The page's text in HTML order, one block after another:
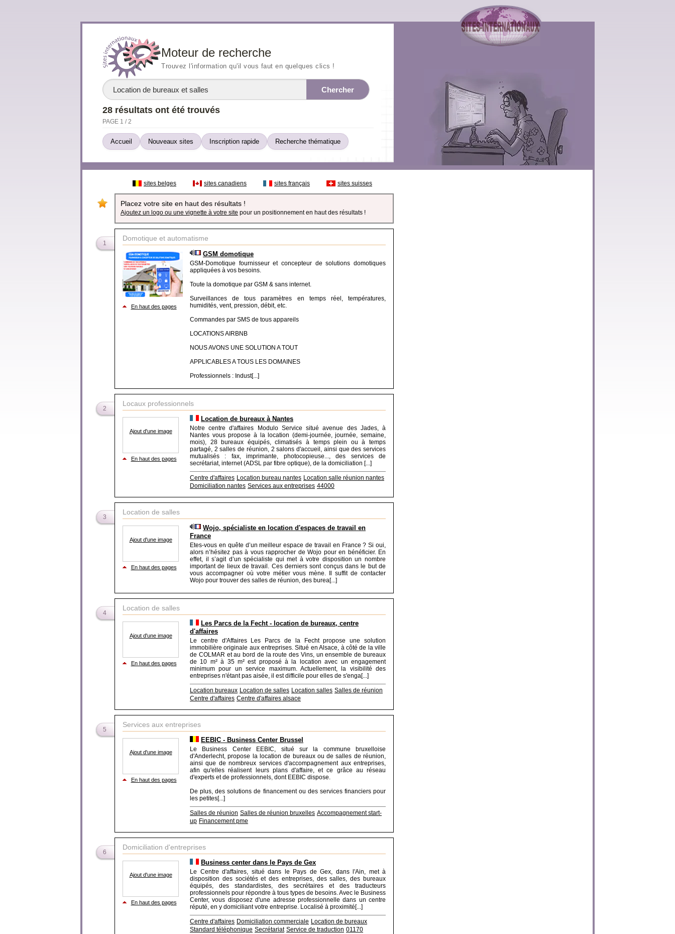
Moteur de recherche
Trouvez l'information qu'il vous faut en quelques clics !
Chercher
28 résultats ont été trouvés
PAGE 1 / 2
Accueil Nouveaux sites Inscription rapide Recherche thématique
sites belges sites canadiens sites français sites suisses
Placez votre site en haut des résultats !
Ajoutez un logo ou une vignette à votre site pour un positionnement en haut des résultats !
1
Domotique et automatisme
En haut des pages
GSM domotique
GSM-Domotique fournisseur et concepteur de solutions domotiques
appliquées à vos besoins.
Toute la domotique par GSM & sans internet.
Surveillances de tous paramètres en temps réel, températures,
humidités, vent, pression, débit, etc.
Commandes par SMS de tous appareils
LOCATIONS AIRBNB
NOUS AVONS UNE SOLUTION A TOUT
APPLICABLES A TOUS LES DOMAINES
Professionnels : Indust[...]
2
Locaux professionnels
Ajout d'une image
En haut des pages
Location de bureaux à Nantes
Notre centre d'affaires Modulo Service situé avenue des Jades, à
Nantes vous propose à la location (demi-journée, journée, semaine,
mois), 28 bureaux équipés, climatisés à temps plein ou à temps
partagé, 2 salles de réunion, 2 salons d'accueil, ainsi que des services
mutualisés : fax, imprimante, photocopieuse..., des services de
secrétariat, internet (ADSL par fibre optique), de la domiciliation [...]
Centre d'affaires Location bureau nantes Location salle réunion nantes
Domiciliation nantes Services aux entreprises 44000
3
Location de salles
Ajout d'une image
En haut des pages
Wojo, spécialiste en location d'espaces de travail en
France
Etes-vous en quête d’un meilleur espace de travail en France ? Si oui,
alors n’hésitez pas à vous rapprocher de Wojo pour en bénéficier. En
effet, il s’agit d’un spécialiste qui met à votre disposition un nombre
important de lieux de travail. Ces derniers sont conçus dans le but de
vous accompagner où votre métier vous mène. Il suffit de contacter
Wojo pour trouver des salles de réunion, des burea[...]
4
Location de salles
Ajout d'une image
En haut des pages
Les Parcs de la Fecht - location de bureaux, centre
d'affaires
Le centre d'Affaires Les Parcs de la Fecht propose une solution
immobilière originale aux entreprises. Situé en Alsace, à côté de la ville
de COLMAR et au bord de la route des Vins, un ensemble de bureaux
de 10 m² à 35 m² est proposé à la location avec un engagement
minimum pour un service maximum. Actuellement, la visibilité des
entreprises n'étant pas aisée, il est difficile pour elles de s'enga[...]
Location bureaux Location de salles Location salles Salles de réunion
Centre d'affaires Centre d'affaires alsace
5
Services aux entreprises
Ajout d'une image
En haut des pages
EEBIC - Business Center Brussel
Le Business Center EEBIC, situé sur la commune bruxelloise
d'Anderlecht, propose la location de bureaux ou de salles de réunion,
ainsi que de nombreux services d'accompagnement aux entreprises,
afin qu'elles réalisent leurs plans d'affaire, et ce grâce au réseau
d'experts et de professionnels, dont EEBIC dispose.
De plus, des solutions de financement ou des services financiers pour
les petites[...]
Salles de réunion Salles de réunion bruxelles Accompagnement start-
up Financement pme
6
Domiciliation d'entreprises
Ajout d'une image
En haut des pages
Business center dans le Pays de Gex
Le Centre d'affaires, situé dans le Pays de Gex, dans l'Ain, met à
disposition des sociétés et des entreprises, des salles, des bureaux
équipés, des standardistes, des secrétaires et des traducteurs
professionnels pour répondre à tous types de besoins. Avec le Business
Center, vous disposez d'une adresse professionnelle dans un centre
réputé, en y domiciliant votre entreprise. Localisé à proximité[...]
Centre d'affaires Domiciliation commerciale Location de bureaux
Standard téléphonique Secrétariat Service de traduction 01170